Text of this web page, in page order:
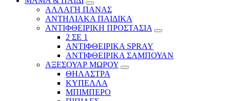
ΑΛΛΑΓΗ ΠΑΝΑΣ
ΑΝΤΗΛΙΑΚΑ ΠΑΙΔΙΚΑ
ΑΝΤΙΦΘΕΙΡΙΚΗ ΠΡΟΣΤΑΣΙΑ
2 ΣΕ 1
ΑΝΤΙΦΘΕΙΡΙΚΑ SPRAY
ΑΝΤΙΦΘΕΙΡΙΚΑ ΣΑΜΠΟΥΑΝ
ΑΞΕΣΟΥΑΡ ΜΩΡΟΥ
ΘΗΛΑΣΤΡΑ
ΚΥΠΕΛΛΑ
ΜΠΙΜΠΕΡΟ